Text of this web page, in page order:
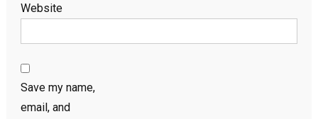
Website
Save my name,
email, and